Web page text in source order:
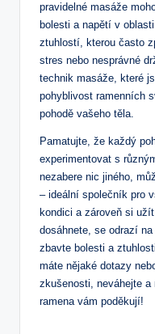
pravidelné masáže
bolesti a napětí v
ztuhlostí, kterou často
stres nebo nesprávné
technik masáže, které
pohyblivost ramenních
pohodě vašeho těla.
Pamatujte, že každý
experimentovat s
nezabere nic jiného,
– ideální společník pro
kondici a zároveň si
dosáhnete, se odrazí
zbavte bolesti a
máte nějaké dotazy
zkušenosti, neváhejte a
ramena vám poděkují!